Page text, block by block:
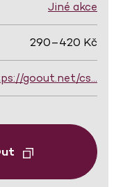
Jiné akce
290–420 Kč
goout.net/cs…